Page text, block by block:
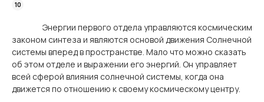
Энергии первого отдела управляются космическим
законом синтеза и являются основой движения Солнечной
системы вперед в пространстве. Мало что можно сказать
об этом отделе и выражении его энергий. Он управляет
всей сферой влияния солнечной системы, когда она
движется по отношению к своему космическому центру.